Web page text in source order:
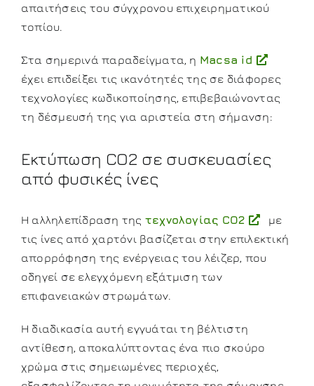
απαιτήσεις του σύγχρονου επιχειρηματικού
τοπίου.
Στα σημερινά παραδείγματα, η Macsa id
έχει επιδείξει τις ικανότητές της σε διάφορες
τεχνολογίες κωδικοποίησης, επιβεβαιώνοντας
τη δέσμευσή της για αριστεία στη σήμανση:
Εκτύπωση CO2 σε συσκευασίες
από φυσικές ίνες
Η αλληλεπίδραση της τεχνολογίας CO2
με
τις ίνες από χαρτόνι βασίζεται στην επιλεκτική
απορρόφηση της ενέργειας του λέιζερ, που
οδηγεί σε ελεγχόμενη εξάτμιση των
επιφανειακών στρωμάτων.
Η διαδικασία αυτή εγγυάται τη βέλτιστη
αντίθεση, αποκαλύπτοντας ένα πιο σκούρο
χρώμα στις σημειωμένες περιοχές,